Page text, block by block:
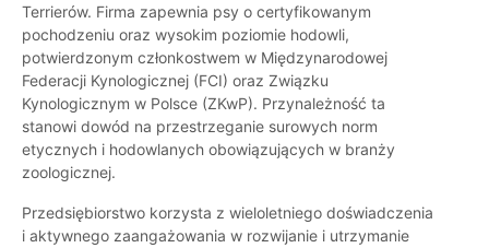
Terrierów. Firma zapewnia psy o certyfikowanym
pochodzeniu oraz wysokim poziomie hodowli,
potwierdzonym członkostwem w Międzynarodowej
Federacji Kynologicznej (FCI) oraz Związku
Kynologicznym w Polsce (ZKwP). Przynależność ta
stanowi dowód na przestrzeganie surowych norm
etycznych i hodowlanych obowiązujących w branży
zoologicznej.
Przedsiębiorstwo korzysta z wieloletniego doświadczenia
i aktywnego zaangażowania w rozwijanie i utrzymanie